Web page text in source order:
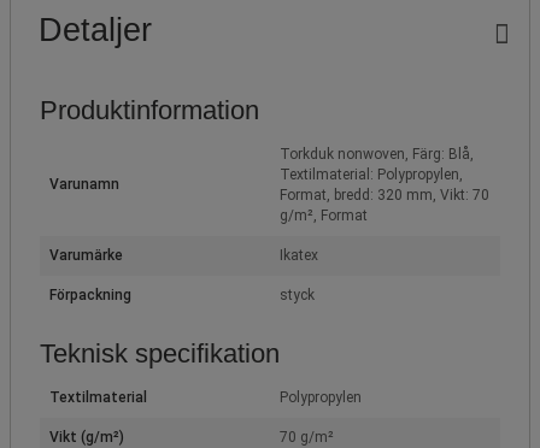
Detaljer
Produktinformation
Varunamn
Torkduk nonwoven, Färg: Blå,
Textilmaterial: Polypropylen,
Format, bredd: 320 mm, Vikt: 70
g/m², Format
Varumärke Ikatex
Förpackning styck
Teknisk specifikation
Textilmaterial Polypropylen
Vikt (g/m²) 70 g/m²